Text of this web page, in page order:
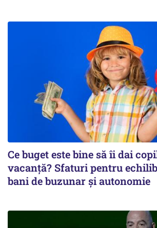
Ce buget este bine să îi dai
vacanță? Sfaturi pentru
bani de buzunar și autonomie